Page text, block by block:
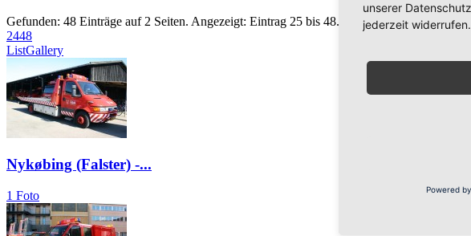
Gefunden: 48 Einträge auf 2 Seiten. Angezeigt: Eintrag 25 bis 48.
2448
ListGallery
Nykøbing (Falster) -...
1 Foto
unserer
jederzeit widerrufen.
Powered by